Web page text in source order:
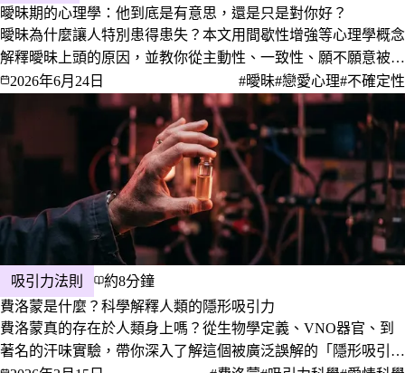
曖昧期的心理學：他到底是有意思，還是只是對你好？
曖昧為什麼讓人特別患得患失？本文用間歇性增強等心理學概念
解釋曖昧上頭的原因，並教你從主動性、一致性、願不願意被看
見、會不會聊未來這幾個行為訊號，分辨對方是真的有意思還是
只是享受被喜歡，以及該不該主動把話講開、怎麼開口。
2026年6月24日 #曖昧#戀愛心理#不確定性
吸引力法則
約8分鐘
費洛蒙是什麼？科學解釋人類的隱形吸引力
費洛蒙真的存在於人類身上嗎？從生物學定義、VNO器官、到
著名的汗味實驗，帶你深入了解這個被廣泛誤解的「隱形吸引